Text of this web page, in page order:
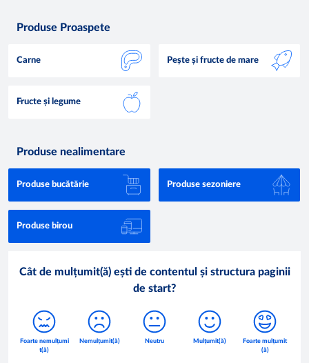
Produse Proaspete
Carne Pește și fructe de mare
Fructe și legume
Produse nealimentare
Produse bucătărie Produse sezoniere
Produse birou
Cât de mulțumit(ă) ești de contentul și structura paginii
de start?